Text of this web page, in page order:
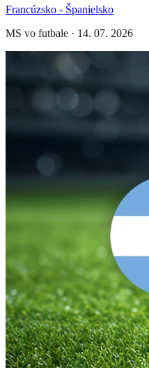
Francúzsko - Španielsko
MS vo futbale · 14. 07. 2026